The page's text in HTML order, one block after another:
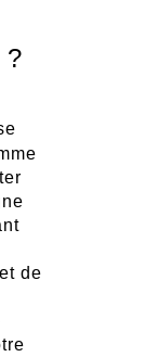
?
de